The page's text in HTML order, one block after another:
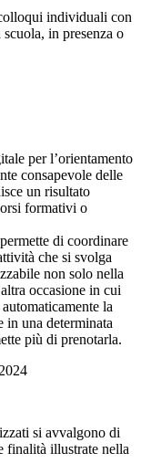
individuali con
in presenza o
per l’orientamento
consapevole delle
un risultato
formativi o
di coordinare
che si svolga
non solo nella
occasione in cui
la
in una determinata
più di prenotarla.
si avvalgono di
finalità illustrate nella